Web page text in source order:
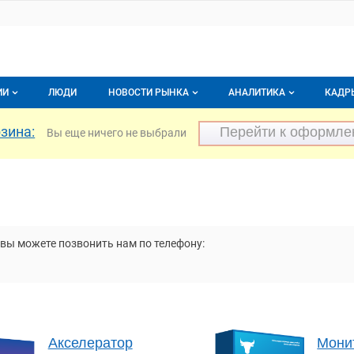
компаний
компаний
ЛЮДИ НОВОСТИ РЫНКА
Новости рынка мяса
АНАЛИТИКА
Аналитика рынка яиц
Все
Все
Вы еще ничего не выбрали Перейти к
можете позвонить нам по телефону:
Акселератор